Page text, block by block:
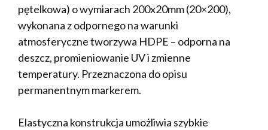
pętelkowa) o wymiarach 200x20mm (20×200),
wykonana z odpornego na warunki
atmosferyczne tworzywa HDPE – odporna na
deszcz, promieniowanie UV i zmienne
temperatury. Przeznaczona do opisu
permanentnym markerem.
Elastyczna konstrukcja umożliwia szybkie